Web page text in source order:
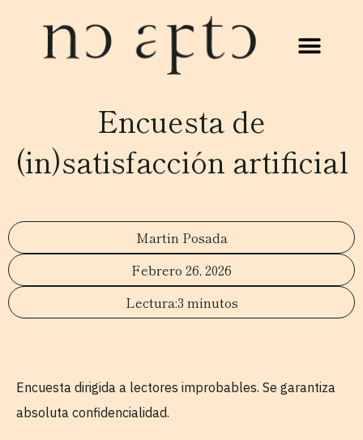
Encuesta de
(in)satisfacción artificial
Martin Posada
Febrero 26, 2026
3 minutos
Encuesta dirigida a lectores improbables. Se garantiza
absoluta confidencialidad.